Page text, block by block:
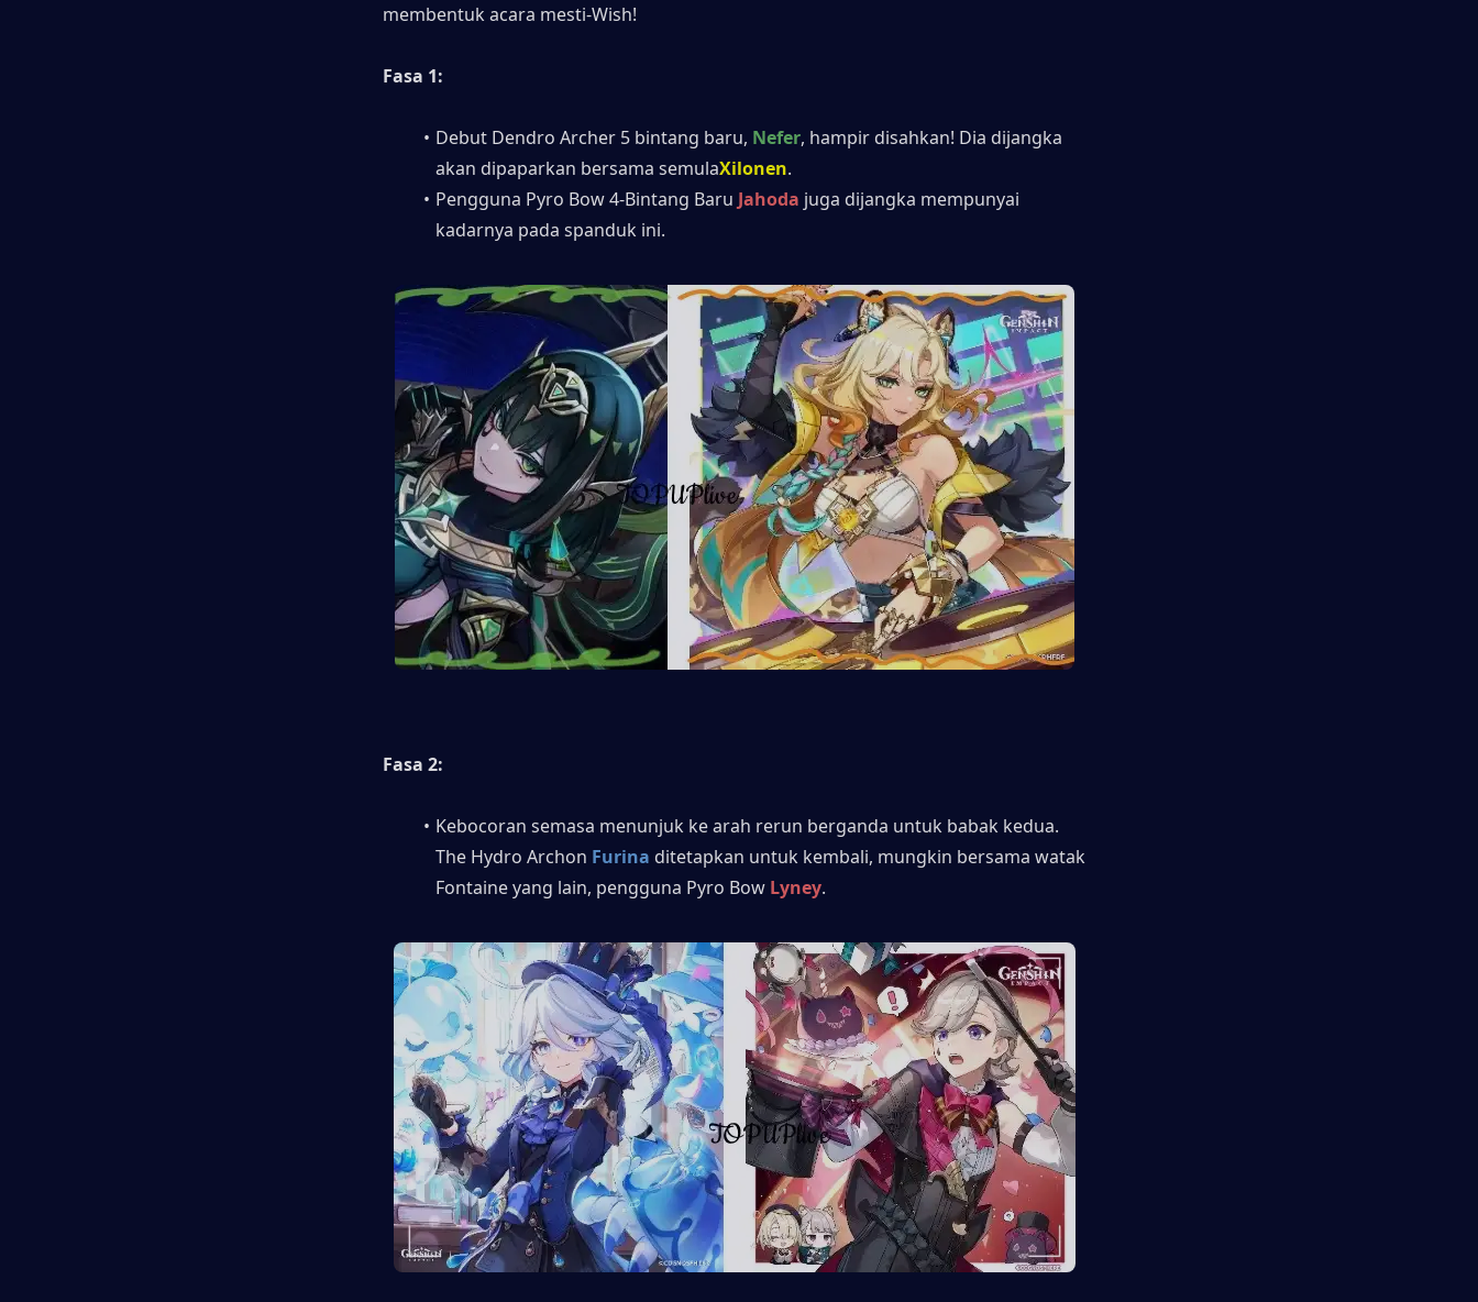
membentuk acara mesti-Wish!
Fasa 1:
Debut Dendro Archer 5 bintang baru, Nefer, hampir disahkan! Dia dijangka
akan dipaparkan bersama semulaXilonen.
Pengguna Pyro Bow 4-Bintang Baru Jahoda juga dijangka mempunyai
kadarnya pada spanduk ini.
Fasa 2:
Kebocoran semasa menunjuk ke arah rerun berganda untuk babak kedua.
The Hydro Archon Furina ditetapkan untuk kembali, mungkin bersama watak
Fontaine yang lain, pengguna Pyro Bow Lyney.